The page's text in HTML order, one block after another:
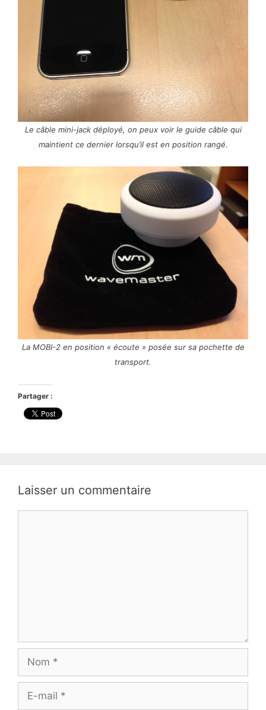
Le câble mini-jack déployé, on peux voir le guide câble qui
maintient ce dernier lorsqu’il est en position rangé.
La MOBI-2 en position « écoute » posée sur sa pochette de
transport.
Partager :
Laisser un commentaire
mail